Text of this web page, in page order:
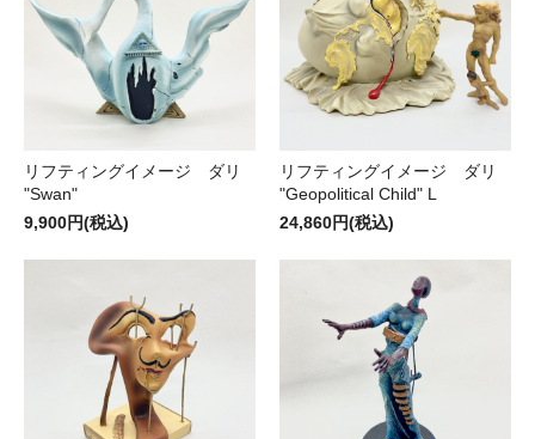
リフティングイメージ ダリ
"Swan"
9,900円(税込)
リフティングイメージ ダリ
"Geopolitical Child" L
24,860円(税込)